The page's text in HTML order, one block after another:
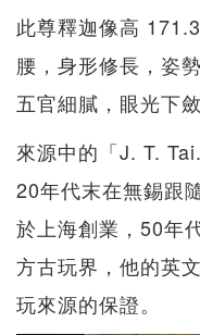
此尊釋迦像高
腰，身形修長，姿
五官細膩，眼光下
來源中的「J. T.
20年代末在無錫跟
於上海創業，50年
方古玩界，他的英
玩來源的保證。